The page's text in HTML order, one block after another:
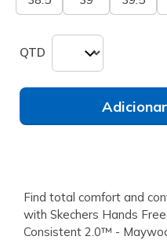
QTD
Find total comfort and
with Skechers Hands
Consistent 2.0™ -